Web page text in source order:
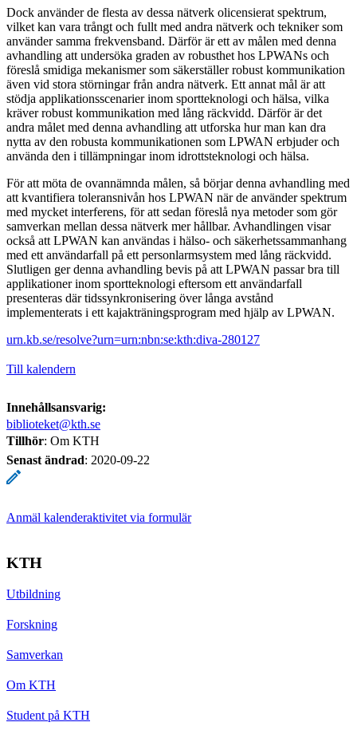
Dock använder de flesta av dessa nätverk olicensierat spektrum,
vilket kan vara trångt och fullt med andra nätverk och tekniker som
använder samma frekvensband. Därför är ett av målen med denna
avhandling att undersöka graden av robusthet hos LPWANs och
föreslå smidiga mekanismer som säkerställer robust kommunikation
även vid stora störningar från andra nätverk. Ett annat mål är att
stödja applikationsscenarier inom sportteknologi och hälsa, vilka
kräver robust kommunikation med lång räckvidd. Därför är det
andra målet med denna avhandling att utforska hur man kan dra
nytta av den robusta kommunikationen som LPWAN erbjuder och
använda den i tillämpningar inom idrottsteknologi och hälsa.
För att möta de ovannämnda målen, så börjar denna avhandling med
att kvantifiera toleransnivån hos LPWAN när de använder spektrum
med mycket interferens, för att sedan föreslå nya metoder som gör
samverkan mellan dessa nätverk mer hållbar. Avhandlingen visar
också att LPWAN kan användas i hälso- och säkerhetssammanhang
med ett användarfall på ett personlarmsystem med lång räckvidd.
Slutligen ger denna avhandling bevis på att LPWAN passar bra till
applikationer inom sportteknologi eftersom ett användarfall
presenteras där tidssynkronisering över långa avstånd
implementerats i ett kajakträningsprogram med hjälp av LPWAN.
urn.kb.se/resolve?urn=urn:nbn:se:kth:diva-280127
Till kalendern
Innehållsansvarig:
biblioteket@kth.se
Tillhör: Om KTH
Senast ändrad: 2020-09-22
Anmäl kalenderaktivitet via formulär
KTH
Utbildning
Forskning
Samverkan
Om KTH
Student på KTH